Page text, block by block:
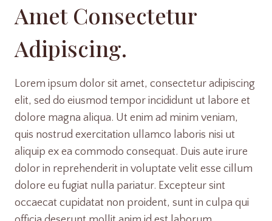
Amet Consectetur
Adipiscing.
Lorem ipsum dolor sit amet, consectetur adipiscing
elit, sed do eiusmod tempor incididunt ut labore et
dolore magna aliqua. Ut enim ad minim veniam,
quis nostrud exercitation ullamco laboris nisi ut
aliquip ex ea commodo consequat. Duis aute irure
dolor in reprehenderit in voluptate velit esse cillum
dolore eu fugiat nulla pariatur. Excepteur sint
occaecat cupidatat non proident, sunt in culpa qui